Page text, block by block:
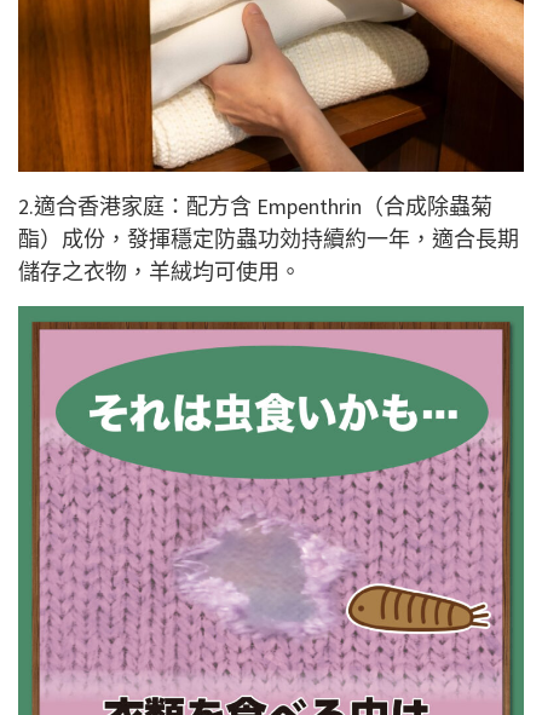
2.適合香港家庭：配方含 Empenthrin（合成除蟲菊
酯）成份，發揮穩定防蟲功効持續約一年，適合長期
儲存之衣物，羊絨均可使用。